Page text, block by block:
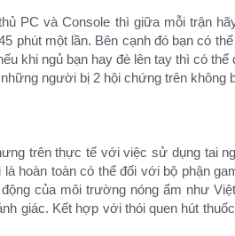
PC và Console thì giữa mỗi trận
phút một lần. Bên cạnh đó bạn có
khi ngủ bạn hay đè lên tay thì có
người bị 2 hội chứng trên không
trên thực tế với việc sử dụng tai
là hoàn toàn có thể đối với bộ phận
của môi trường nóng ẩm như
giác. Kết hợp với thói quen hút